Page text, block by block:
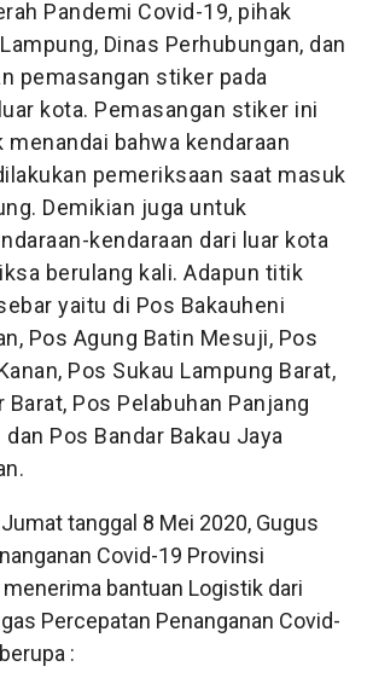
Pandemi Covid-19, pihak
Dinas Perhubungan, dan
pemasangan stiker pada
kota. Pemasangan stiker ini
bahwa kendaraan
pemeriksaan saat masuk
Demikian juga untuk
kendaraan dari luar kota
berulang kali. Adapun titik
yaitu di Pos Bakauheni
Pos Agung Batin Mesuji, Pos
Pos Sukau Lampung Barat,
Pos Pelabuhan Panjang
Pos Bandar Bakau Jaya
tanggal 8 Mei 2020, Gugus
Covid-19 Provinsi
bantuan Logistik dari
Percepatan Penanganan Covid-
: